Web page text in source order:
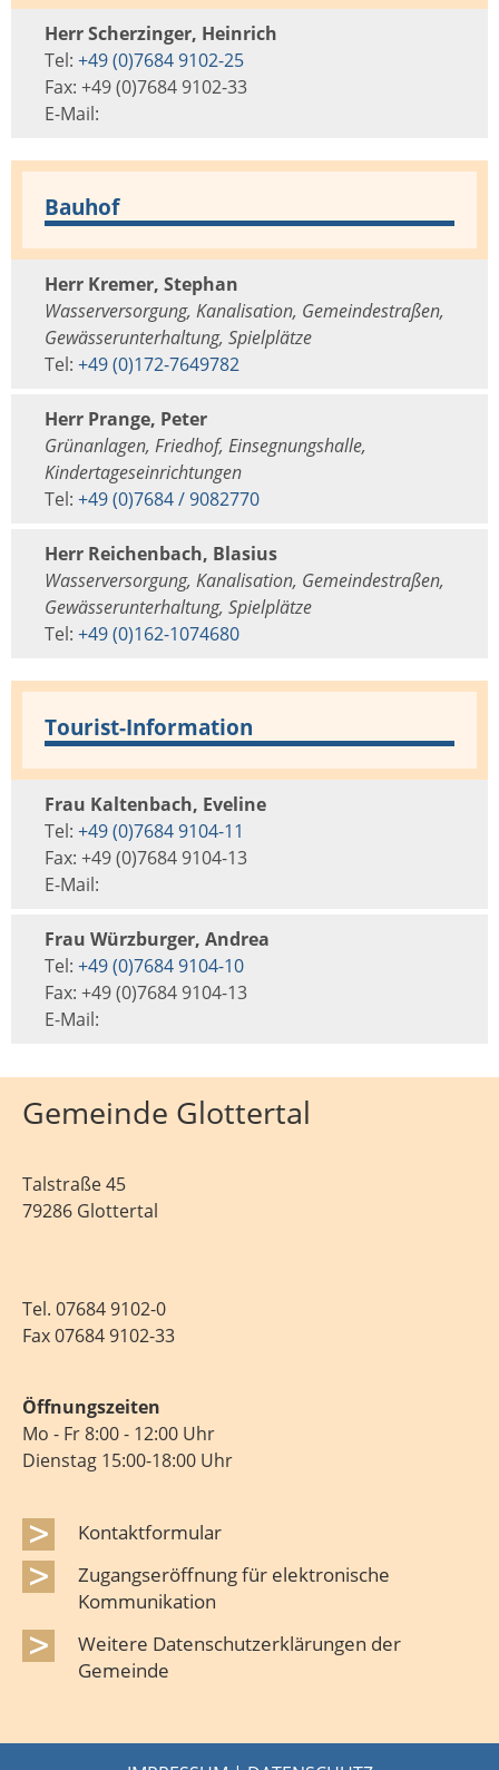
Herr Scherzinger, Heinrich
Tel: +49 (0)7684 9102-25
Fax: +49 (0)7684 9102-33
E-Mail:
Bauhof
Herr Kremer, Stephan
Wasserversorgung, Kanalisation, Gemeindestraßen,
Gewässerunterhaltung, Spielplätze
Tel: +49 (0)172-7649782
Herr Prange, Peter
Grünanlagen, Friedhof, Einsegnungshalle,
Kindertageseinrichtungen
Tel: +49 (0)7684 / 9082770
Herr Reichenbach, Blasius
Wasserversorgung, Kanalisation, Gemeindestraßen,
Gewässerunterhaltung, Spielplätze
Tel: +49 (0)162-1074680
Tourist-Information
Frau Kaltenbach, Eveline
Tel: +49 (0)7684 9104-11
Fax: +49 (0)7684 9104-13
E-Mail:
Frau Würzburger, Andrea
Tel: +49 (0)7684 9104-10
Fax: +49 (0)7684 9104-13
E-Mail:
Gemeinde Glottertal
Talstraße 45
79286 Glottertal
Tel. 07684 9102-0
Fax 07684 9102-33
Öffnungszeiten
Mo - Fr 8:00 - 12:00 Uhr
Dienstag 15:00-18:00 Uhr
Kontaktformular
Zugangseröffnung für elektronische
Kommunikation
Weitere Datenschutzerklärungen der
Gemeinde